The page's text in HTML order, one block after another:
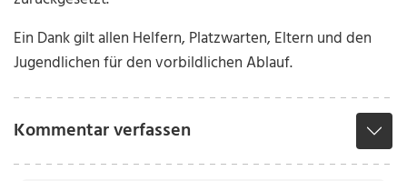
Ein Dank gilt allen Helfern, Platzwarten, Eltern und den
Jugendlichen für den vorbildlichen Ablauf.
Kommentar verfassen